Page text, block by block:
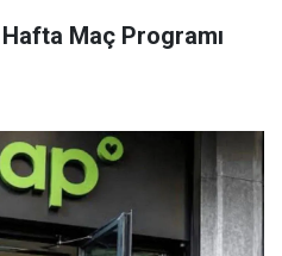
Maç Programı